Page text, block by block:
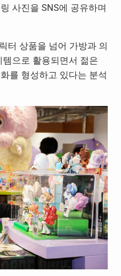
사진을 SNS에 공유하며
터 상품을 넘어 가방과 의
으로 활용되면서 젊은
를 형성하고 있다는 분석